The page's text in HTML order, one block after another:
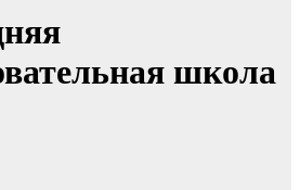
школа